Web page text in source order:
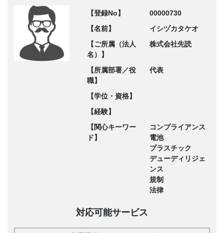
【登録No】
00000730
【名前】
イシヅカタケオ
【ご所属（法人
名）】
株式会社先読
【所属部署／役
職】
代表
【学位・資格】
【経験】
【関心キーワー
ド】
コンプライアンス
電池
プラスチック
デューディリジェ
ンス
規制
法律
対応可能サービス